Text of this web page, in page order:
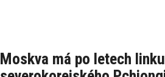
Moskva má po letech